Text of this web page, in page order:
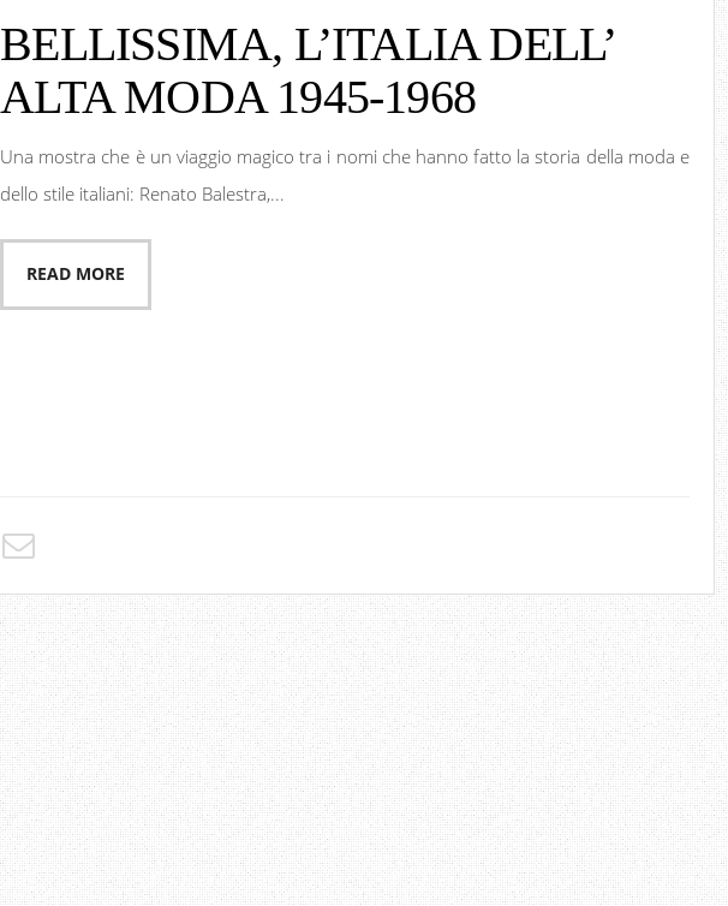
BELLISSIMA, L’ITALIA DELL’
ALTA MODA 1945-1968
Una mostra che è un viaggio magico tra i nomi che hanno fatto la storia della moda e
dello stile italiani: Renato Balestra,...
READ MORE